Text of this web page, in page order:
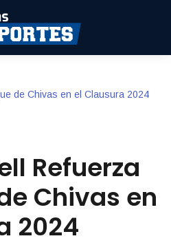
de Chivas en el Clausura 2024
Refuerza
Chivas en
2024